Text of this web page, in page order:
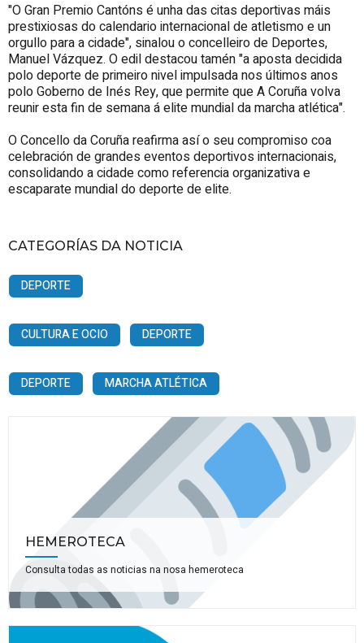
"O Gran Premio Cantóns é unha das citas deportivas máis
prestixiosas do calendario internacional de atletismo e un
orgullo para a cidade", sinalou o concelleiro de Deportes,
Manuel Vázquez. O edil destacou tamén "a aposta decidida
polo deporte de primeiro nivel impulsada nos últimos anos
polo Goberno de Inés Rey, que permite que A Coruña volva
reunir esta fin de semana á elite mundial da marcha atlética".
O Concello da Coruña reafirma así o seu compromiso coa
celebración de grandes eventos deportivos internacionais,
consolidando a cidade como referencia organizativa e
escaparate mundial do deporte de elite.
CATEGORÍAS DA NOTICIA
DEPORTE
CULTURA E OCIO DEPORTE
DEPORTE MARCHA ATLÉTICA
HEMEROTECA
Consulta todas as noticias na nosa hemeroteca